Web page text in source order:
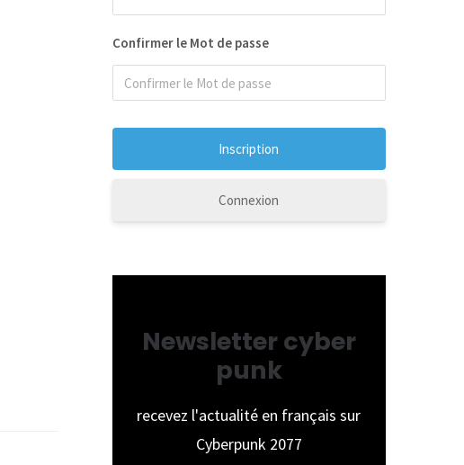
Confirmer le Mot de passe
Connexion
Newsletter cyber
punk
recevez l'actualité en français sur
Cyberpunk 2077